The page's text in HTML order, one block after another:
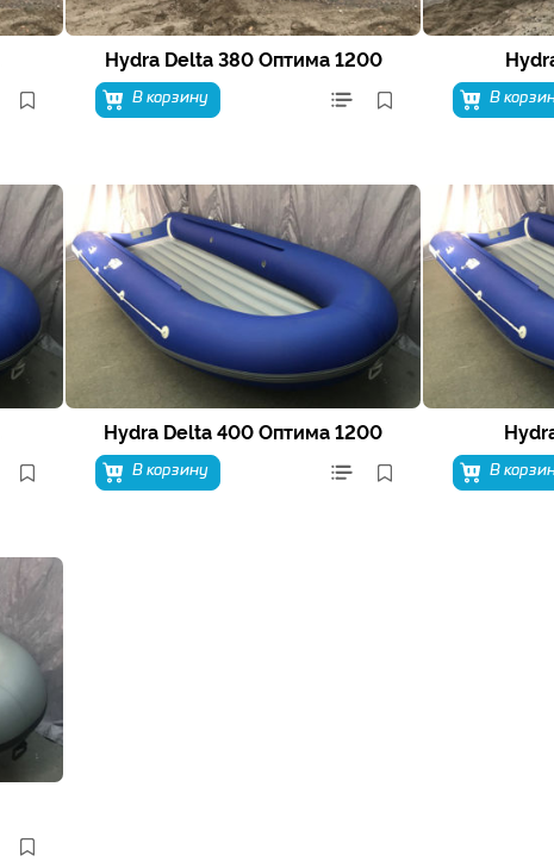
Hydra Delta 380 Оптима 1200
В корзину В
Hydra Delta 400 Оптима 1200
В корзину В